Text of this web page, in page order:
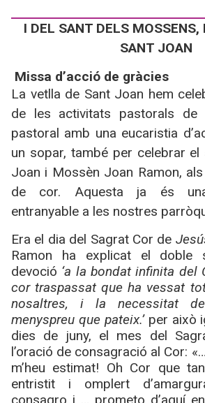
I DEL SANT DELS
SANT JOAN
Missa d’acció de gràcies
La vetlla de Sant Joan hem
de les activitats pastorals de
pastoral amb una eucaristia
un sopar, també per celebrar
Joan i Mossèn Joan Ramon,
de cor. Aquesta ja és
entranyable a les nostres
Era el dia del Sagrat Cor de
Ramon ha explicat el doble
devoció ‘a la bondat infinita del
cor traspassat que ha vessat
nosaltres, i la necessitat
menyspreu que pateix.’per això
dies de juny, el mes del
l’oració de consagració al Cor:
m’heu estimat! Oh Cor que
entristit i omplert